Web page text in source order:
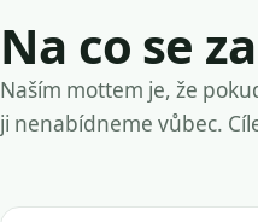
Na co se
Naším mottem je, že
ji nenabídneme vůbec.